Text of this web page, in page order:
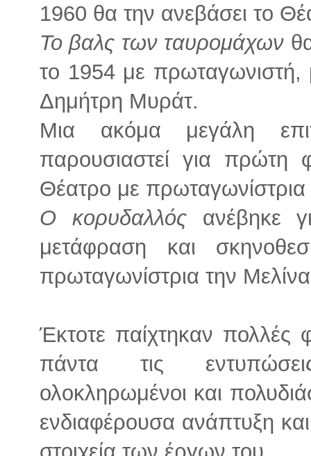
1960 θα την ανεβάσει το
Το βαλς των ταυρομάχων
το 1954 με πρωταγωνιστή,
Δημήτρη Μυράτ.
Μια ακόμα μεγάλη
παρουσιαστεί για
Θέατρο με
Ο κορυδαλλός ανέβηκε
μετάφραση και
πρωταγωνίστρια την
Έκτοτε παίχτηκαν πολλές
πάντα τις
ολοκληρωμένοι και
ενδιαφέρουσα ανάπτυξη και
στοιχεία των έργων του.